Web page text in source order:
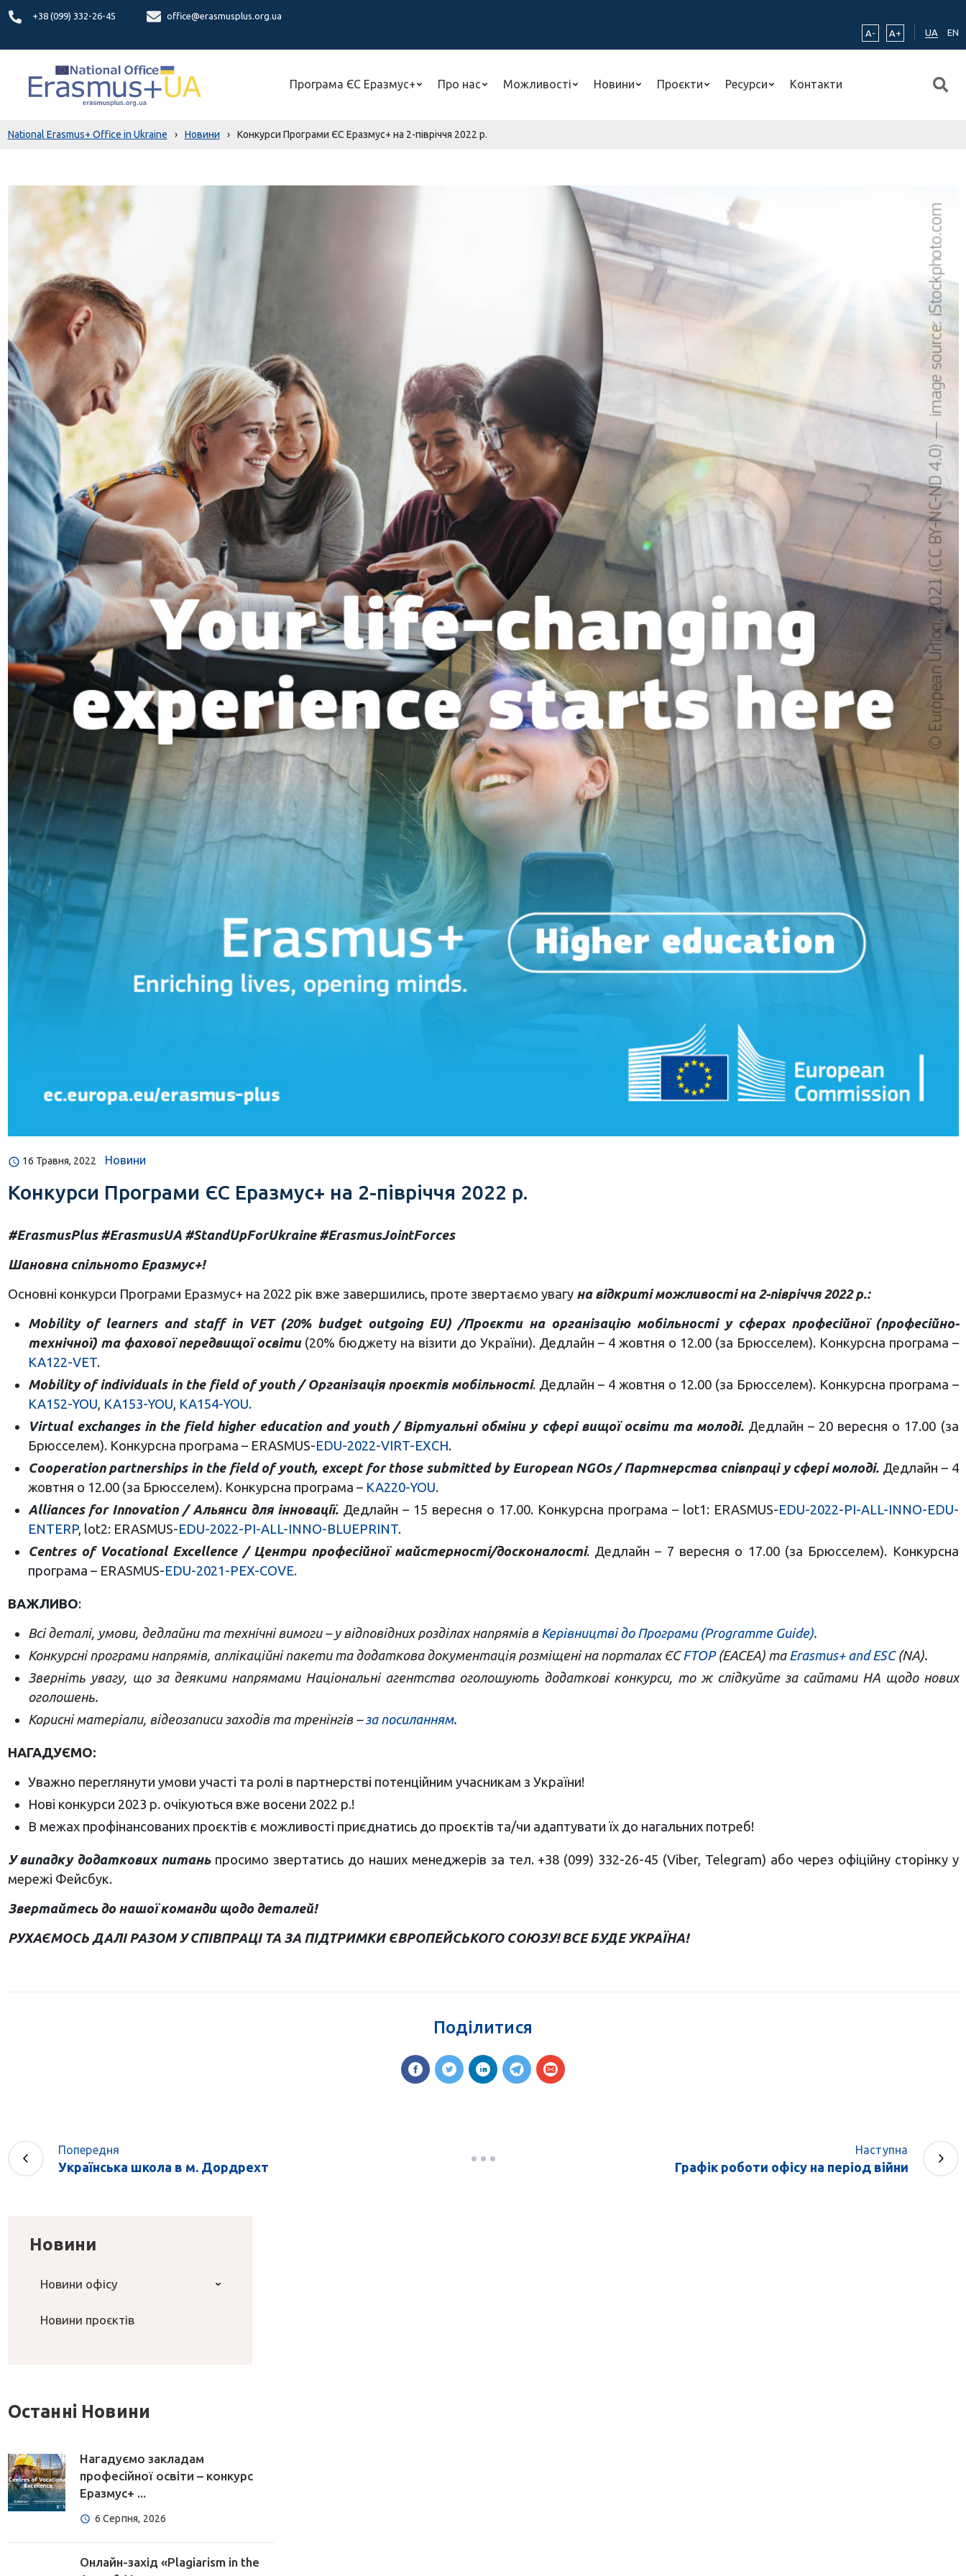
+38 (099) 332-26-45
office@erasmusplus.org.ua
A-
A+ UA EN
Програма ЄС Еразмус+ Про нас Можливості Новини Проєкти Ресурси Контакти
National Erasmus+ Office in Ukraine › Новини › Конкурси Програми ЄС Еразмус+ на 2-півріччя 2022 р.
16 Травня, 2022 Новини
Конкурси Програми ЄС Еразмус+ на 2-півріччя 2022 р.
#ErasmusPlus #ErasmusUA #StandUpForUkraine #ErasmusJointForces
Шановна спільното Еразмус+!
Основні конкурси Програми Еразмус+ на 2022 рік вже завершились, проте звертаємо увагу на відкриті можливості на 2-півріччя 2022 р.:
Mobility of learners and staff in VET (20% budget outgoing EU) /Проєкти на організацію мобільності у сферах професійної (професійно-
технічної) та фахової передвищої освіти (20% бюджету на візити до України). Дедлайн – 4 жовтня о 12.00 (за Брюсселем). Конкурсна програма –
KA122-VET.
Mobility of individuals in the field of youth / Організація проєктів мобільності. Дедлайн – 4 жовтня о 12.00 (за Брюсселем). Конкурсна програма –
KA152-YOU, KA153-YOU, KA154-YOU.
Virtual exchanges in the field higher education and youth / Віртуальні обміни у сфері вищої освіти та молоді.Дедлайн – 20 вересня о 17.00 (за
Брюсселем). Конкурсна програма – ERASMUS-EDU-2022-VIRT-EXCH.
Cooperation partnerships in the field of youth, except for those submitted by European NGOs / Партнерства співпраці у сфері молоді. Дедлайн – 4
жовтня о 12.00 (за Брюсселем). Конкурсна програма – KA220-YOU.
Alliances for Innovation / Альянси для інновації. Дедлайн – 15 вересня о 17.00. Конкурсна програма – lot1: ERASMUS-EDU-2022-PI-ALL-INNO-EDU-
ENTERP, lot2: ERASMUS-EDU-2022-PI-ALL-INNO-BLUEPRINT.
Centres of Vocational Excellence / Центри професійної майстерності/досконалості. Дедлайн – 7 вересня о 17.00 (за Брюсселем). Конкурсна
програма – ERASMUS-EDU-2021-PEX-COVE.
ВАЖЛИВО:
Всі деталі, умови, дедлайни та технічні вимоги – у відповідних розділах напрямів в Керівництві до Програми (Programme Guide).
Конкурсні програми напрямів, аплікаційні пакети та додаткова документація розміщені на порталах ЄСFTOP (ЕАСЕА) та Erasmus+ and ESC(NA).
Зверніть увагу, що за деякими напрямами Національні агентства оголошують додаткові конкурси, то ж слідкуйте за сайтами НА щодо нових
оголошень.
Корисні матеріали, відеозаписи заходів та тренінгів –за посиланням.
НАГАДУЄМО:
Уважно переглянути умови участі та ролі в партнерстві потенційним учасникам з України!
Нові конкурси 2023 р. очікуються вже восени 2022 р.!
В межах профінансованих проєктів є можливості приєднатись до проєктів та/чи адаптувати їх до нагальних потреб!
У випадку додаткових питаньпросимо звертатись до наших менеджерів за тел. +38 (099) 332-26-45 (Viber, Telegram) або через офіційну сторінку у
мережі Фейсбук.
Звертайтесь до нашої команди щодо деталей!
РУХАЄМОСЬ ДАЛІ РАЗОМ У СПІВПРАЦІ ТА ЗА ПІДТРИМКИ ЄВРОПЕЙСЬКОГО СОЮЗУ! ВСЕ БУДЕ УКРАЇНА!
Поділитися
Попередня
Українська школа в м. Дордрехт
Наступна
Графік роботи офісу на період війни
Новини
Новини офісу
Новини проєктів
Останні Новини
Нагадуємо закладам
професійної освіти – конкурс
Еразмус+ ...
6 Серпня, 2026
Онлайн-захід «Plagiarism in the